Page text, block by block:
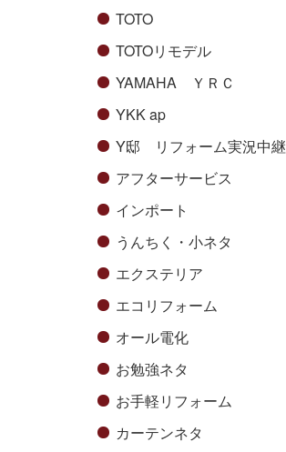
TOTO
TOTOリモデル
YAMAHA ＹＲＣ
YKK ap
Y邸 リフォーム実況中継
アフターサービス
インポート
うんちく・小ネタ
エクステリア
エコリフォーム
オール電化
お勉強ネタ
お手軽リフォーム
カーテンネタ